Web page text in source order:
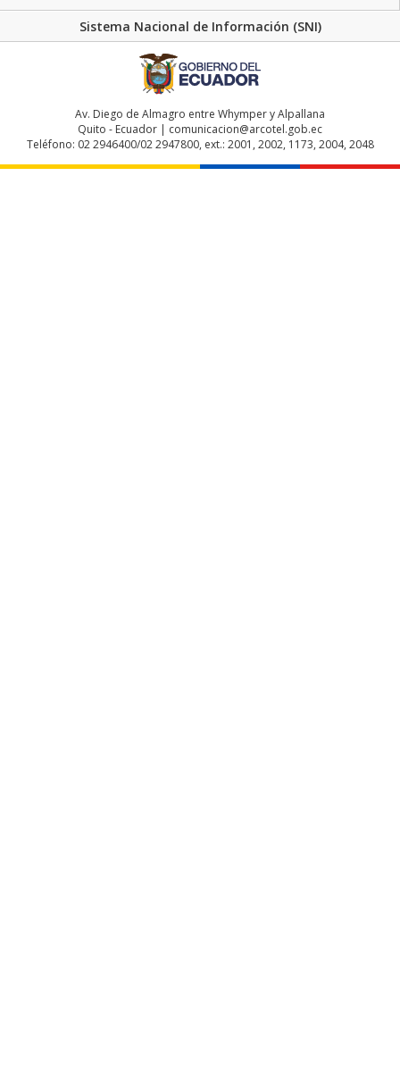
Sistema Nacional de Información (SNI)
Av. Diego de Almagro entre Whymper y Alpallana
Quito - Ecuador | comunicacion@arcotel.gob.ec
Teléfono: 02 2946400/02 2947800, ext.: 2001, 2002, 1173, 2004, 2048